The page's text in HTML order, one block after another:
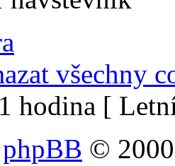
všechny
hodina [
phpBB ©